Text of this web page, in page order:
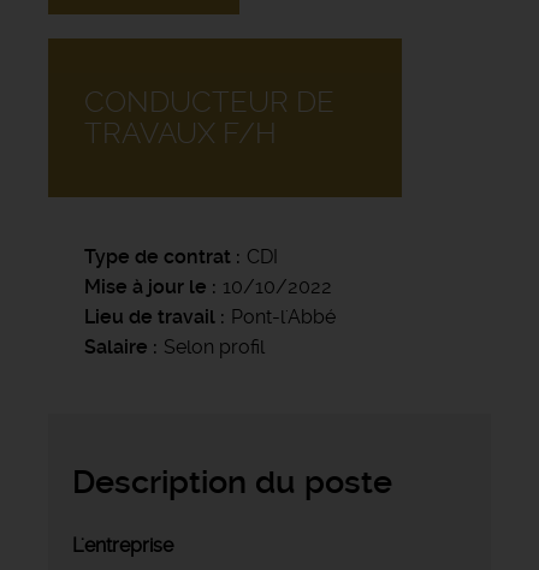
CONDUCTEUR DE
TRAVAUX F/H
Type de contrat
CDI
Mise à jour le
10/10/2022
Lieu de travail
Pont-l'Abbé
Salaire
Selon profil
Description du poste
L'entreprise